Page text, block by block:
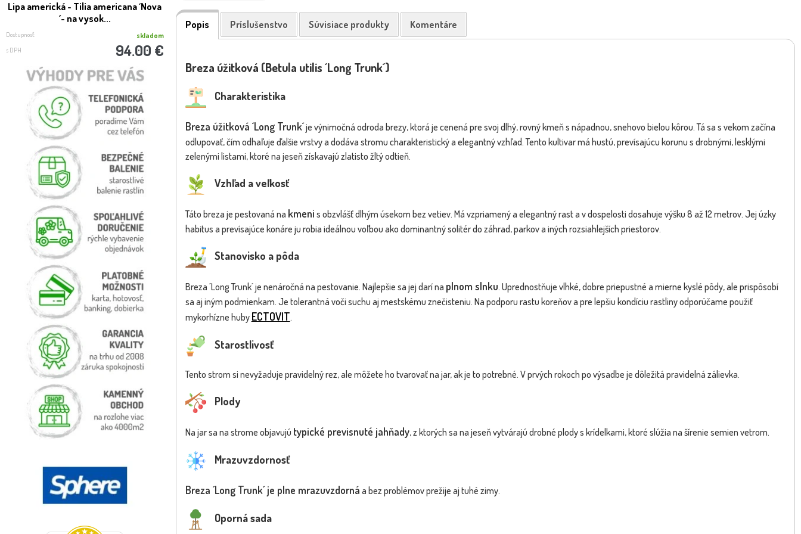
Lipa americká - Tilia americana ´Nova
´- na vysok...
Dostupnosť: skladom
s DPH 94.00 €
'Bohumil' - 100/12...
skladom skladom
Popis Príslušenstvo Súvisiace produkty Komentáre
Breza úžitková (Betula utilis ´Long Trunk´)
Charakteristika
Breza úžitková ´Long Trunk´je výnimočná odroda brezy, ktorá je cenená pre svoj dlhý, rovný kmeň s nápadnou, snehovo bielou kôrou. Tá sa s vekom začína
odlupovať, čím odhaľuje ďalšie vrstvy a dodáva stromu charakteristický a elegantný vzhľad. Tento kultivar má hustú, prevísajúcu korunu s drobnými, lesklými
zelenými listami, ktoré na jeseň získavajú zlatisto žltý odtieň.
Vzhľad a veľkosť
Táto breza je pestovaná na kmeni s obzvlášť dlhým úsekom bez vetiev. Má vzpriamený a elegantný rast a v dospelosti dosahuje výšku 8 až 12 metrov. Jej úzky
habitus a prevísajúce konáre ju robia ideálnou voľbou ako dominantný solitér do záhrad, parkov a iných rozsiahlejších priestorov.
Stanovisko a pôda
Breza ´Long Trunk´ je nenáročná na pestovanie. Najlepšie sa jej darí na plnom slnku. Uprednostňuje vlhké, dobre priepustné a mierne kyslé pôdy, ale prispôsobí
sa aj iným podmienkam. Je tolerantná voči suchu aj mestskému znečisteniu. Na podporu rastu koreňov a pre lepšiu kondíciu rastliny odporúčame použiť
mykorhízne huby ECTOVIT.
Starostlivosť
Tento strom si nevyžaduje pravidelný rez, ale môžete ho tvarovať na jar, ak je to potrebné. V prvých rokoch po výsadbe je dôležitá pravidelná zálievka.
Plody
Na jar sa na strome objavujú typické previsnuté jahňady, z ktorých sa na jeseň vytvárajú drobné plody s krídelkami, ktoré slúžia na šírenie semien vetrom.
Mrazuvzdornosť
Breza ´Long Trunk´ je plne mrazuvzdorná a bez problémov prežije aj tuhé zimy.
Oporná sada